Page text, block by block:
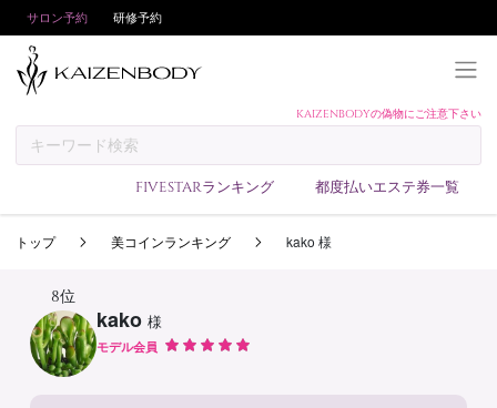
サロン予約 研修予約
KAIZENBODYの偽物にご注意下さい
FIVESTARランキング 都度払いエステ券一覧
予約方法
サロンランキング
トップ 美コインランキング kako 様
8位
kako 様
モデル会員